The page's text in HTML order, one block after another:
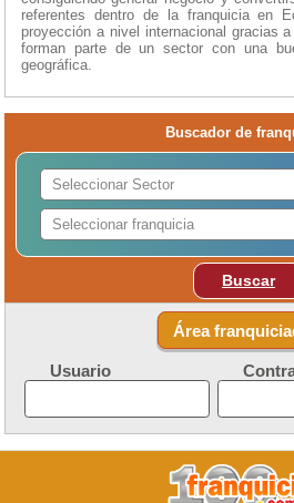
referentes dentro de la franquicia en
proyección a nivel internacional gracias
forman parte de un sector con una
geográfica.
Buscador de
Buscar
Área
Usuario